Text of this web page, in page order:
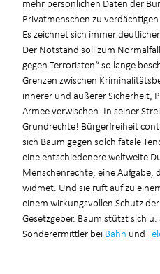
Privatmenschen zu
Es zeichnet sich immer
Der Notstand soll zum
gegen Terroristen“ so lange
Grenzen zwischen
innerer und äußerer Sicherheit,
Armee verwischen. In seiner
Grundrechte! Bürgerfreiheit
sich Baum gegen solch fatale
eine entschiedenere weltweite
Menschenrechte, eine Aufgabe,
widmet. Und sie ruft auf zu
einem wirkungsvollen Schutz
Gesetzgeber. Baum stützt sich
Sonderermittler bei Bahn und